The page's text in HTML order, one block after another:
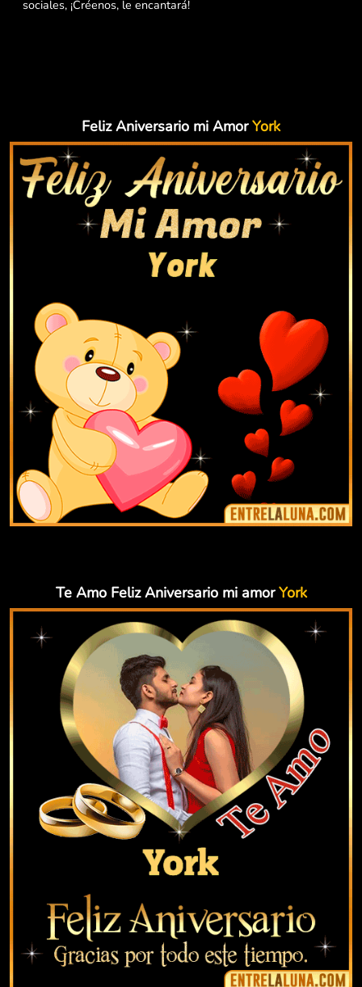
sociales, ¡Créenos, le encantará!
Feliz Aniversario mi AmorYork
Te Amo Feliz Aniversario mi amorYork